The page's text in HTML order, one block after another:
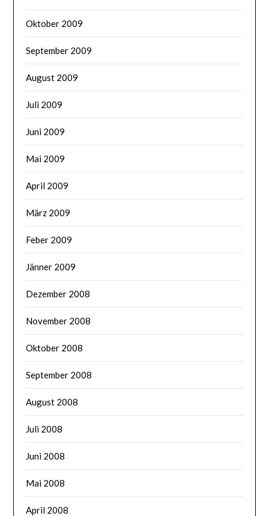
Oktober 2009
September 2009
August 2009
Juli 2009
Juni 2009
Mai 2009
April 2009
März 2009
Feber 2009
Jänner 2009
Dezember 2008
November 2008
Oktober 2008
September 2008
August 2008
Juli 2008
Juni 2008
Mai 2008
April 2008